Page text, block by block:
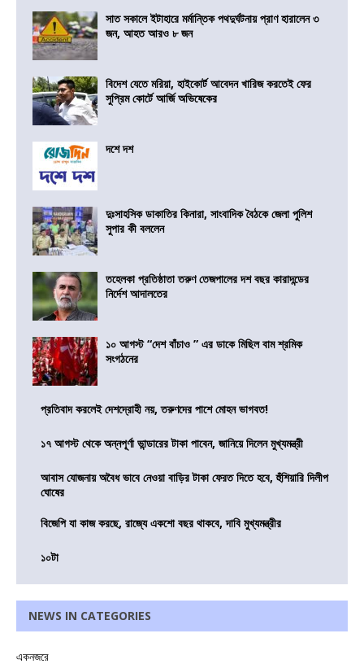
সাত সকালে ইটাহারে মর্মান্তিক পথদুর্ঘটনায় প্রাণ হারালেন ৩
জন, আহত আরও ৮ জন
বিদেশ যেতে মরিয়া, হাইকোর্ট আবেদন খারিজ করতেই ফের
সুপ্রিম কোর্টে আর্জি অভিষেকের
দশে দশ
দুঃসাহসিক ডাকাতির কিনারা, সাংবাদিক বৈঠকে জেলা পুলিশ
সুপার কী বললেন
তহেলকা প্রতিষ্ঠাতা তরুণ তেজপালের দশ বছর কারাদন্ডের
নির্দেশ আদালতের
১০ আগস্ট “দেশ বাঁচাও ” এর ডাকে মিছিল বাম শ্রমিক
সংগঠনের
প্রতিবাদ করলেই দেশদ্রোহী নয়, তরুণদের পাশে মোহন ভাগবত!
১৭ আগস্ট থেকে অন্নপূর্ণা ভান্ডারের টাকা পাবেন, জানিয়ে দিলেন মুখ্যমন্ত্রী
আবাস যোজনায় অবৈধ ভাবে নেওয়া বাড়ির টাকা ফেরত দিতে হবে, হুঁশিয়ারি দিলীপ
ঘোষের
বিজেপি যা কাজ করছে, রাজ্যে একশো বছর থাকবে, দাবি মুখ্যমন্ত্রীর
১০টা
NEWS IN CATEGORIES
একনজরে